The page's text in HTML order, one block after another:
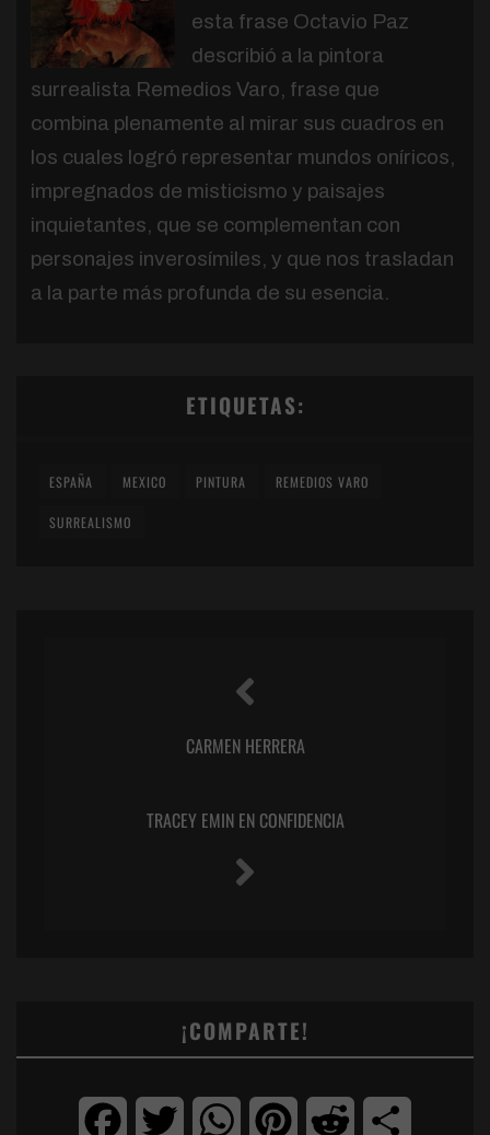
esta frase Octavio Paz
describió a la pintora
surrealista Remedios Varo, frase que
combina plenamente al mirar sus cuadros en
los cuales logró representar mundos oníricos,
impregnados de misticismo y paisajes
inquietantes, que se complementan con
personajes inverosímiles, y que nos trasladan
a la parte más profunda de su esencia.
ETIQUETAS:
ESPAÑA MEXICO PINTURA REMEDIOS VARO
SURREALISMO
CARMEN HERRERA
TRACEY EMIN EN CONFIDENCIA
¡COMPARTE!
FacebookTwitter WhatsAppPinterest Reddit